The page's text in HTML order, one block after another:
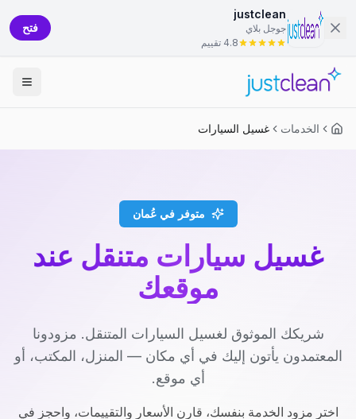
justclean
جوجل بلاي
4.8 تقييم
فتح
الخدمات غسيل السيارات
متوفر في عُمان
غسيل سيارات متنقل عند
موقعك
شريكك الموثوق لغسيل السيارات المتنقل. مزودونا
المعتمدون يأتون إليك في أي مكان — المنزل، المكتب، أو
أي موقع.
اختر مزود الخدمة بنفسك، قارن الأسعار والتقييمات، واحجز في